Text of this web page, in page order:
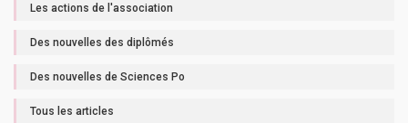
Les actions de l'association
Des nouvelles des diplômés
Des nouvelles de Sciences Po
Tous les articles